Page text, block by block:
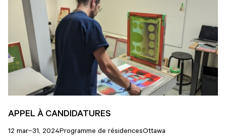
APPEL À CANDIDATURES
12 mar–31, 2024Programme de résidencesOttawa